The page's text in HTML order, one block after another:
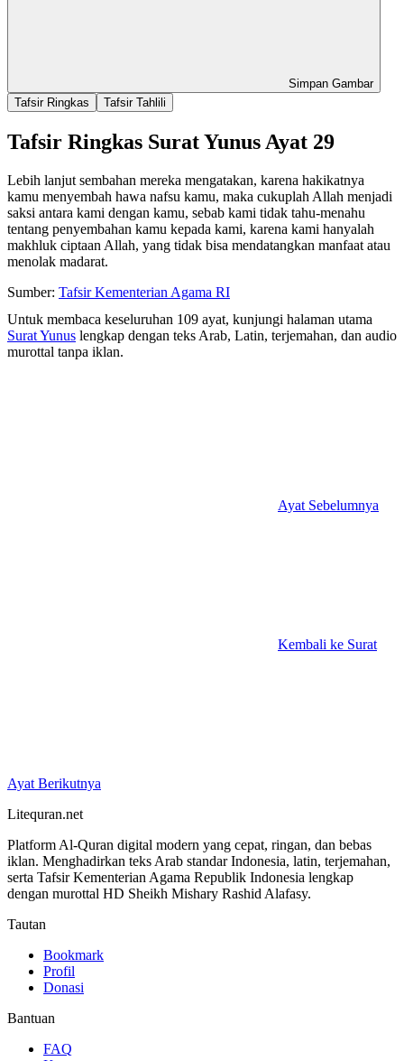
Simpan Gambar
Tafsir Ringkas
Tafsir Tahlili
Tafsir Ringkas Surat Yunus Ayat 29
Lebih lanjut sembahan mereka mengatakan, karena hakikatnya
kamu menyembah hawa nafsu kamu, maka cukuplah Allah menjadi
saksi antara kami dengan kamu, sebab kami tidak tahu-menahu
tentang penyembahan kamu kepada kami, karena kami hanyalah
makhluk ciptaan Allah, yang tidak bisa mendatangkan manfaat atau
menolak madarat.
Sumber: Tafsir Kementerian Agama RI
Untuk membaca keseluruhan 109 ayat, kunjungi halaman utama
Surat Yunus lengkap dengan teks Arab, Latin, terjemahan, dan audio
murottal tanpa iklan.
Ayat Sebelumnya
Kembali ke Surat
Ayat Berikutnya
Litequran.net
Platform Al-Quran digital modern yang cepat, ringan, dan bebas
iklan. Menghadirkan teks Arab standar Indonesia, latin, terjemahan,
serta Tafsir Kementerian Agama Republik Indonesia lengkap
dengan murottal HD Sheikh Mishary Rashid Alafasy.
Tautan
Bookmark
Profil
Donasi
Bantuan
FAQ